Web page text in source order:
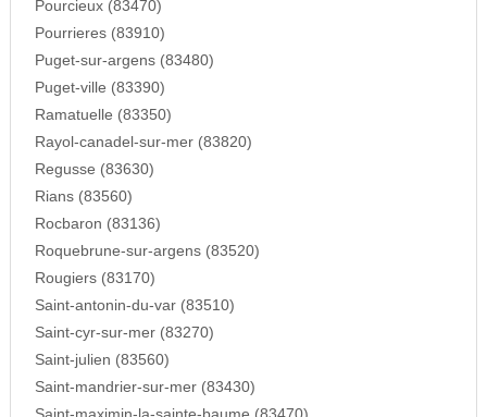
Pourcieux (83470)
Pourrieres (83910)
Puget-sur-argens (83480)
Puget-ville (83390)
Ramatuelle (83350)
Rayol-canadel-sur-mer (83820)
Regusse (83630)
Rians (83560)
Rocbaron (83136)
Roquebrune-sur-argens (83520)
Rougiers (83170)
Saint-antonin-du-var (83510)
Saint-cyr-sur-mer (83270)
Saint-julien (83560)
Saint-mandrier-sur-mer (83430)